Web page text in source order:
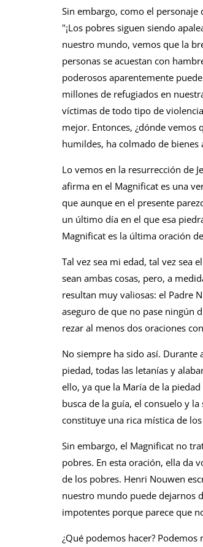
Sin embargo, como el
"¡Los pobres siguen siendo
nuestro mundo, vemos que la
personas se acuestan con
poderosos aparentemente
millones de refugiados en
víctimas de todo tipo de
mejor. Entonces, ¿dónde
humildes, ha colmado de bienes
Lo vemos en la resurrección de
afirma en el Magnificat es una
que aunque en el presente
un último día en el que esa
Magnificat es la última oración
Tal vez sea mi edad, tal vez sea
sean ambas cosas, pero, a
resultan muy valiosas: el Padre
aseguro de que no pase ningún
rezar al menos dos oraciones
No siempre ha sido así. Durante
piedad, todas las letanías y
ello, ya que la María de la
busca de la guía, el consuelo y
constituye una rica mística de
Sin embargo, el Magnificat no
pobres. En esta oración, ella da
de los pobres. Henri Nouwen
nuestro mundo puede dejarnos
impotentes porque parece que
¿Qué podemos hacer?